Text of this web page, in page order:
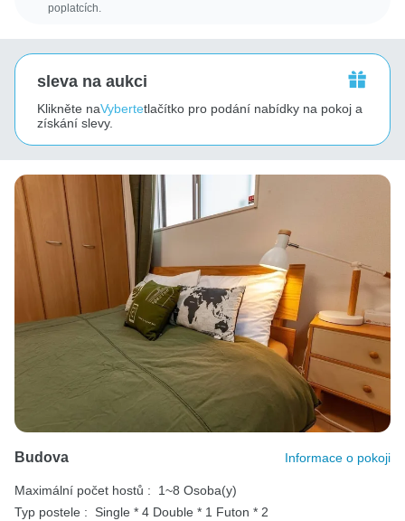
poplatcích.
sleva na aukci
Klikněte naVybertetlačítko pro podání nabídky na pokoj a
získání slevy.
Budova Informace o pokoji
Maximální počet hostů :
1~8 Osoba(y)
Typ postele :
Single * 4 Double * 1 Futon * 2